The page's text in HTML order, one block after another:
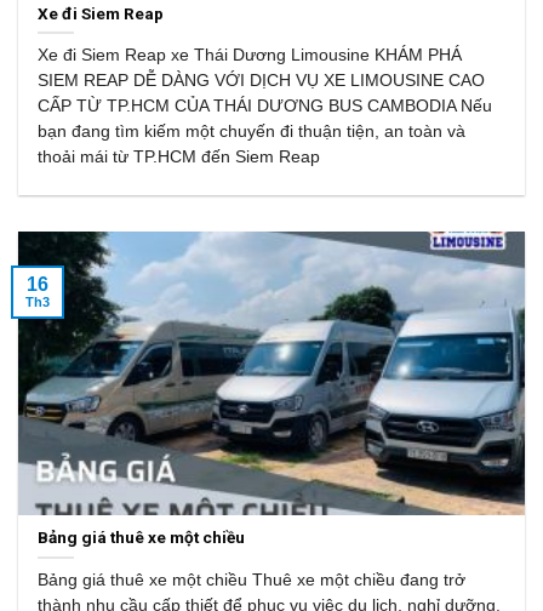
Xe đi Siem Reap
Xe đi Siem Reap xe Thái Dương Limousine KHÁM PHÁ
SIEM REAP DỄ DÀNG VỚI DỊCH VỤ XE LIMOUSINE CAO
CẤP TỪ TP.HCM CỦA THÁI DƯƠNG BUS CAMBODIA Nếu
bạn đang tìm kiếm một chuyến đi thuận tiện, an toàn và
thoải mái từ TP.HCM đến Siem Reap
Bảng giá thuê xe một chiều
Bảng giá thuê xe một chiều Thuê xe một chiều đang trở
thành nhu cầu cấp thiết để phục vụ việc du lịch, nghỉ dưỡng.
16
Th3